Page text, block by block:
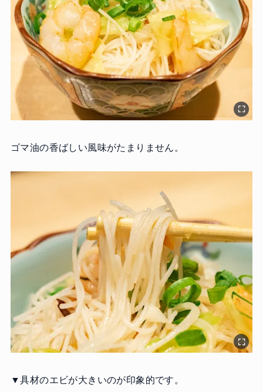
ゴマ油の香ばしい風味がたまりません。
▼具材のエビが大きいのが印象的です。